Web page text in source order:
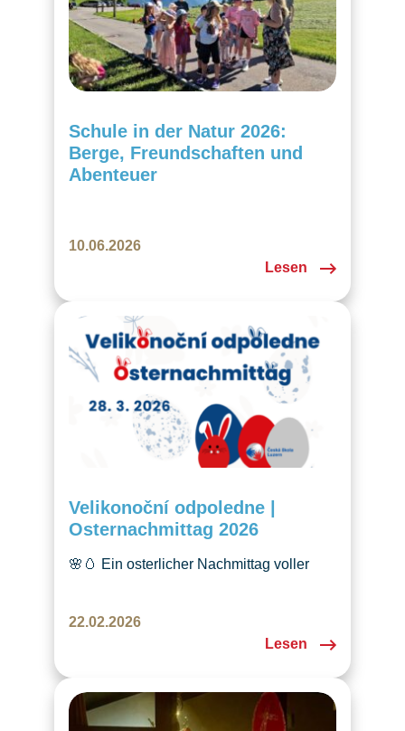
Schule in der Natur 2026:
Berge, Freundschaften und
Abenteuer
10.06.2026
Lesen
Velikonoční odpoledne |
Osternachmittag 2026
🌸🥚 Ein osterlicher Nachmittag voller
Leckereien. Sehen wir uns dort? Meldet
euch an über den Link im Beitrag. 🔗
22.02.2026
Lesen